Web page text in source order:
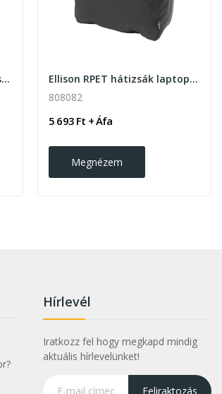
Miniboo RPET mini manuális szélálló esernyő
Ellison RPET hátizsák laptop 15" és tablettartó...
808082
5 693 Ft + Áfa
Megnézem
Hírlevél
Iratkozz fel hogy megkapd mindig
aktuális hírlevelünket!
Feliraktozás